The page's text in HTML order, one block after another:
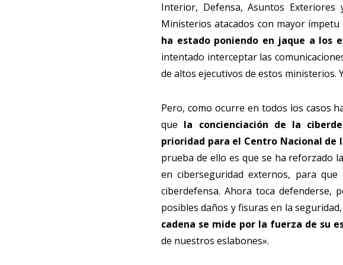
Interior, Defensa, Asuntos
Ministerios atacados con mayor
ha estado poniendo en jaque a los
intentado interceptar las
de altos ejecutivos de estos ministerios.
Pero, como ocurre en todos los casos
que la concienciación de la
prioridad para el Centro Nacional de
prueba de ello es que se ha reforzado
en ciberseguridad externos, para
ciberdefensa. Ahora toca defenderse,
posibles daños y fisuras en la
cadena se mide por la fuerza de su
de nuestros eslabones».